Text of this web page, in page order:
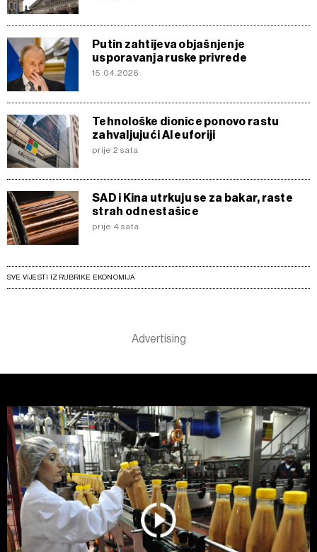
Putin zahtijeva objašnjenje
usporavanja ruske privrede
15.04.2026
Tehnološke dionice ponovo rastu
zahvaljujući AI euforiji
prije 2 sata
SAD i Kina utrkuju se za bakar, raste
strah od nestašice
prije 4 sata
SVE VIJESTI IZ RUBRIKE EKONOMIJA